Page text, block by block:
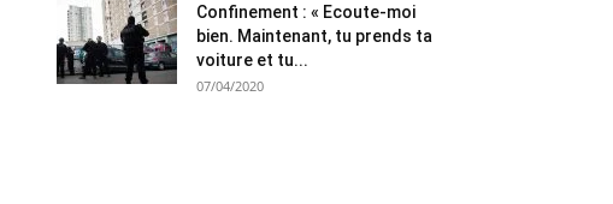
Confinement : « Ecoute-moi
bien. Maintenant, tu prends ta
voiture et tu...
07/04/2020